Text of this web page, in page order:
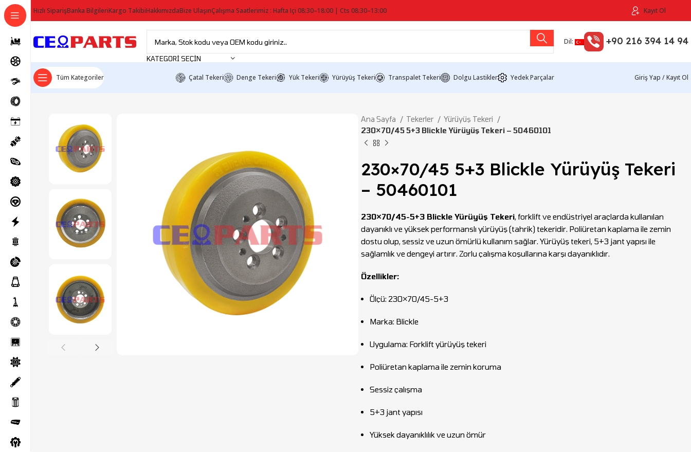
Hızlı SiparişBanka BilgileriKargo TakibiHakkımızdaBize UlaşınÇalışma Saatlerimiz : Hafta Içi 08:30–18:00 | Cts 08:30–13:00 Kayıt Ol
KATEGORI SEÇIN
Dil: +90 216 394 14 94
Tüm Kategoriler Çatal Tekeri Denge Tekeri Yük Tekeri Yürüyüş Tekeri Transpalet Tekeri Dolgu Lastikler Yedek Parçalar Giriş Yap / Kayıt Ol
Ana Sayfa Tekerler
Yürüyüş Tekeri
230×70/45 5+3 Blickle Yürüyüş Tekeri – 50460101
230×70/45 5+3 Blickle Yürüyüş Tekeri
– 50460101
230×70/45-5+3 Blickle Yürüyüş Tekeri, forklift ve endüstriyel araçlarda kullanılan
dayanıklı ve yüksek performanslı yürüyüş (tahrik) tekeridir. Poliüretan kaplama ile zemin
dostu olup, sessiz ve uzun ömürlü kullanım sağlar. Yürüyüş tekeri, 5+3 jant yapısı ile
sağlamlık ve dengeyi artırır. Zorlu çalışma koşullarına karşı dayanıklıdır.
Özellikler:
Ölçü: 230×70/45-5+3
Marka: Blickle
Uygulama: Forklift yürüyüş tekeri
Poliüretan kaplama ile zemin koruma
Sessiz çalışma
5+3 jant yapısı
Yüksek dayanıklılık ve uzun ömür